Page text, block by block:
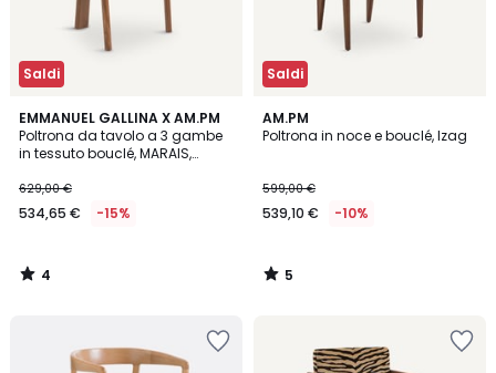
Saldi
EMMANUEL GALLINA X AM.PM
Poltrona da tavolo a 3 gambe
in tessuto bouclé, MARAIS,
629,00 €
534,65 € -15%
4
/
5
4
/
Saldi
AM.PM
Poltrona in noce e bouclé, Izag
599,00 €
539,10 € -10%
5
/
5
/